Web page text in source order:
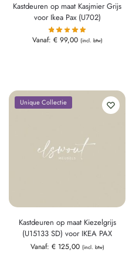
Kastdeuren op maat Kasjmier Grijs
voor Ikea Pax (U702)
Vanaf: €99,00 (incl. btw)
Unique Collectie
Kastdeuren op maat Kiezelgrijs
(U15133 SD) voor IKEA PAX
Vanaf: €125,00 (incl. btw)